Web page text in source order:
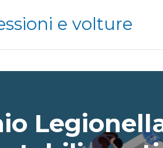
e volture